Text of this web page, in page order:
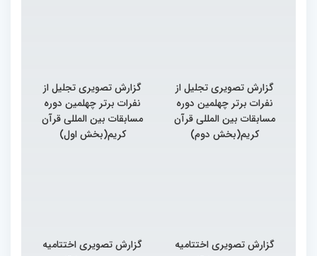
گزارش تصویری تجلیل از
نفرات برتر چهلمین دوره
مسابقات بین المللی قرآن
کریم(بخش دوم)
گزارش تصویری تجلیل از
نفرات برتر چهلمین دوره
مسابقات بین المللی قرآن
کریم(بخش اول)
گزارش تصویری اختتامیه
گزارش تصویری اختتامیه